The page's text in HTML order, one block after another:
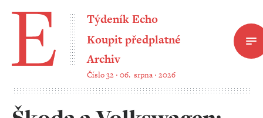
Týdeník Echo
Koupit předplatné
Archiv
Číslo 32 ‧ 06. srpna ‧ 2026
EKONOMICKÝ MOTOR EVROPY SE ZADŘEL -